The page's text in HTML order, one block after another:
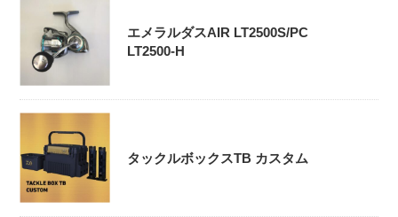
エメラルダスAIR LT2500S/PC
LT2500-H
タックルボックスTB カスタム